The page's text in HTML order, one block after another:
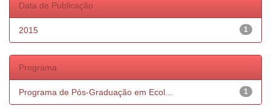
Data de Publicação
1
2015
Programa
1
Programa de Pós-Graduação em Ecol...